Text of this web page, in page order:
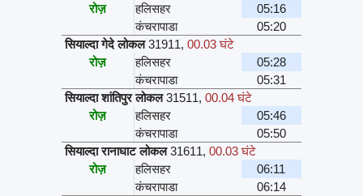
रोज़
हलिसहर
05:16
कंचरापाडा
05:20
सियाल्दा गेदे लोकल 31911, 00.03 घंटे
रोज़
हलिसहर
05:28
कंचरापाडा
05:31
सियाल्दा शांतिपुर लोकल 31511, 00.04 घंटे
रोज़
हलिसहर
05:46
कंचरापाडा
05:50
सियाल्दा रानाघाट लोकल 31611, 00.03 घंटे
रोज़
हलिसहर
06:11
कंचरापाडा
06:14